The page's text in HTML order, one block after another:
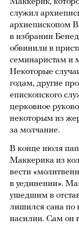
служил
архиепископом
в избрании
обвинили в
семинаристам и
Некоторые
годам, другие
епископского
церковное
некоторым из
за молчание.
В конце июля
Маккерика из
вести
в уединении».
ушедшим в
лишился сана по
насилии. Сам он